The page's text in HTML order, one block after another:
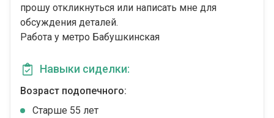
прошу откликнуться или написать мне для
обсуждения деталей.
Работа у метро Бабушкинская
Навыки сиделки:
Возраст подопечного:
Cтарше 55 лет